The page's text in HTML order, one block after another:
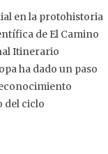
en la protohistoria
de El Camino
Itinerario
ha dado un paso
del ciclo